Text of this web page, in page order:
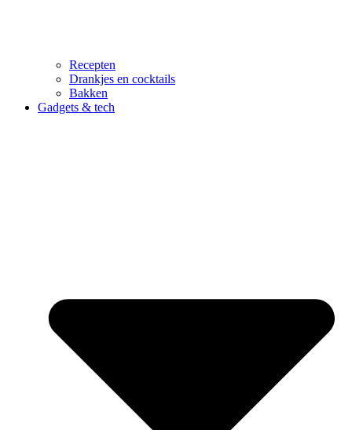
Recepten
Drankjes en cocktails
Bakken
Gadgets & tech